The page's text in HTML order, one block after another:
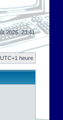
2026, 23:41
heure